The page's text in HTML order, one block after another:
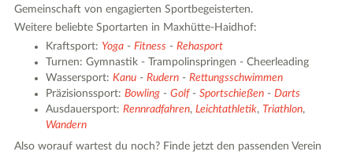
Gemeinschaft von engagierten Sportbegeisterten.
Weitere beliebte Sportarten in Maxhütte-Haidhof:
Kraftsport: Yoga -Fitness -Rehasport
Turnen: Gymnastik - Trampolinspringen - Cheerleading
Wassersport:Kanu -Rudern -Rettungsschwimmen
Präzisionssport:Bowling -Golf-Sportschießen -Darts
Ausdauersport:Rennradfahren,Leichtathletik,Triathlon,
Wandern
Also worauf wartest du noch? Finde jetzt den passenden Verein